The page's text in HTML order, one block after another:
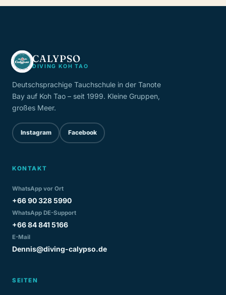
CALYPSO
DIVING KOH TAO
Deutschsprachige Tauchschule in der Tanote
Bay auf Koh Tao – seit 1999. Kleine Gruppen,
großes Meer.
Instagram Facebook
KONTAKT
WhatsApp vor Ort
+66 90 328 5990
WhatsApp DE-Support
+66 84 841 5166
E-Mail
Dennis@diving-calypso.de
SEITEN